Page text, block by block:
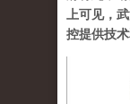
上可见，
控提供技